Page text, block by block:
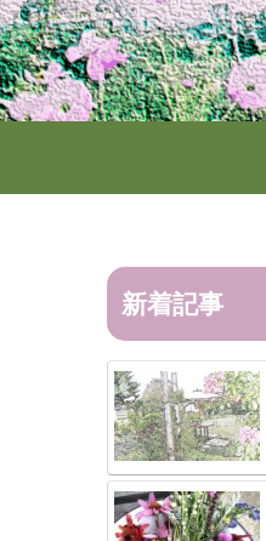
新着記事